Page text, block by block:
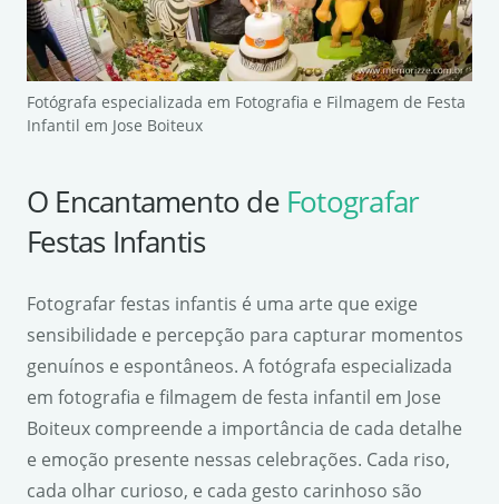
Fotógrafa especializada em Fotografia e Filmagem de Festa
Infantil em Jose Boiteux
O Encantamento de Fotografar
Festas Infantis
Fotografar festas infantis é uma arte que exige
sensibilidade e percepção para capturar momentos
genuínos e espontâneos. A fotógrafa especializada
em fotografia e filmagem de festa infantil em Jose
Boiteux compreende a importância de cada detalhe
e emoção presente nessas celebrações. Cada riso,
cada olhar curioso, e cada gesto carinhoso são